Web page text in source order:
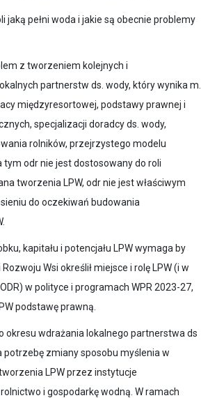
jaką pełni woda i jakie są obecnie problemy
z tworzeniem kolejnych i
partnerstw ds. wody, który wynika m.
międzyresortowej, podstawy prawnej i
specjalizacji doradcy ds. wody,
rolników, przejrzystego modelu
tym odr nie jest dostosowany do roli
tworzenia LPW, odr nie jest właściwym
do oczekiwań budowania
kapitału i potencjału LPW wymaga by
Wsi określił miejsce i rolę LPW (i w
w polityce i programach WPR 2023-27,
podstawę prawną.
okresu wdrażania lokalnego partnerstwa ds
potrzebę zmiany sposobu myślenia w
LPW przez instytucje
i gospodarkę wodną. W ramach